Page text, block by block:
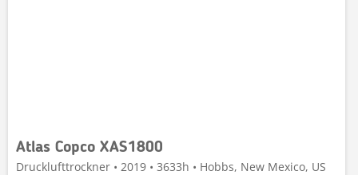
Atlas Copco XAS1800
Drucklufttrockner • 2019 • 3633h • Hobbs, New Mexico, US